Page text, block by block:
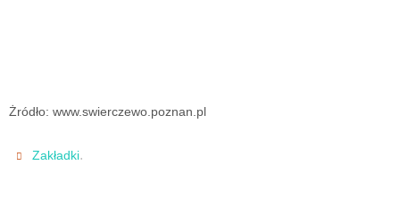
Żródło: www.swierczewo.poznan.pl
Zakładki.